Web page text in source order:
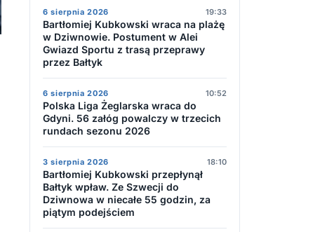
6 sierpnia 2026 19:33
Bartłomiej Kubkowski wraca na plażę
w Dziwnowie. Postument w Alei
Gwiazd Sportu z trasą przeprawy
przez Bałtyk
6 sierpnia 2026 10:52
Polska Liga Żeglarska wraca do
Gdyni. 56 załóg powalczy w trzecich
rundach sezonu 2026
3 sierpnia 2026 18:10
Bartłomiej Kubkowski przepłynął
Bałtyk wpław. Ze Szwecji do
Dziwnowa w niecałe 55 godzin, za
piątym podejściem